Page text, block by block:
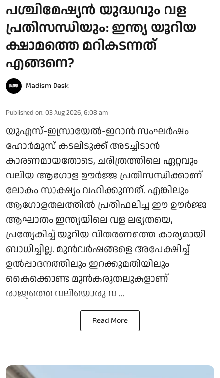
പശ്ചിമേഷ്യന്‍ യുദ്ധവും വള
പ്രതിസന്ധിയും: ഇന്ത്യ യൂറിയ
ക്ഷാമത്തെ മറികടന്നത്
എങ്ങനെ?
Madism Desk
Published on: 03 Aug 2026, 6:08 am
യുഎസ്-ഇസ്രായേല്‍-ഇറാന്‍ സംഘര്‍ഷം
ഹോര്‍മുസ് കടലിടുക്ക് അടച്ചിടാന്‍
കാരണമായതോടെ, ചരിത്രത്തിലെ ഏറ്റവും
വലിയ ആഗോള ഊര്‍ജ്ജ പ്രതിസന്ധിക്കാണ്
ലോകം സാക്ഷ്യം വഹിക്കുന്നത്. എങ്കിലും
ആഗോളതലത്തില്‍ പ്രതിഫലിച്ച ഈ ഊര്‍ജ്ജ
ആഘാതം ഇന്ത്യയിലെ വള ലഭ്യതയെ,
പ്രത്യേകിച്ച് യൂറിയ വിതരണത്തെ കാര്യമായി
ബാധിച്ചില്ല. മുന്‍വര്‍ഷങ്ങളെ അപേക്ഷിച്ച്
ഉല്‍പ്പാദനത്തിലും ഇറക്കുമതിയിലും
കൈക്കൊണ്ട മുന്‍കരുതലുകളാണ്
രാജ്യത്തെ വലിയൊരു വ ...
Read More